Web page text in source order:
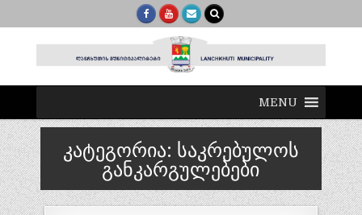
MENU
კატეგორია: საკრებულოს
განკარგულებები